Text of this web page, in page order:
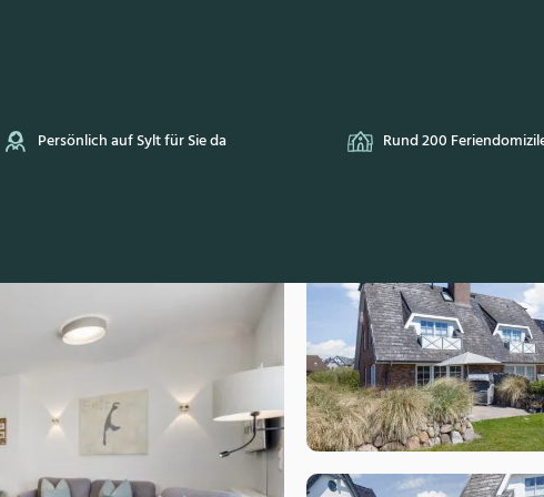
Rund 200 Feriendomizile Kontaktlose An- &